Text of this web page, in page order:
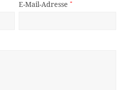
E-Mail-Adresse*